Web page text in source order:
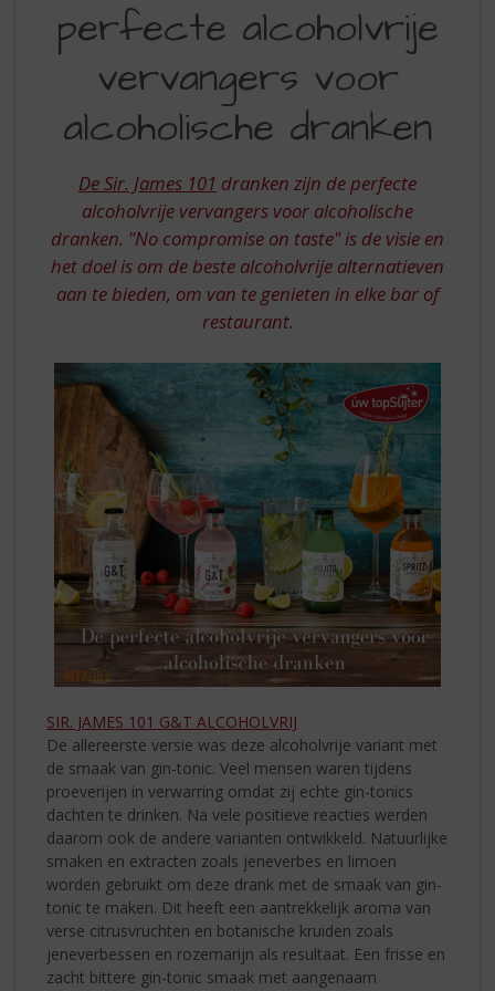
101
PERFECTE
VERVANGERS
VOOR
ALCOHOLISCHE
DRANKEN
perfecte alcoholvrije
vervangers voor
alcoholische dranken
De Sir. James 101 dranken zijn de perfecte
alcoholvrije vervangers voor alcoholische
dranken. "No compromise on taste" is de visie en
het doel is om de beste alcoholvrije alternatieven
aan te bieden, om van te genieten in elke bar of
restaurant.
SIR. JAMES 101 G&T ALCOHOLVRIJ
De allereerste versie was deze alcoholvrije variant met
de smaak van gin-tonic. Veel mensen waren tijdens
proeverijen in verwarring omdat zij echte gin-tonics
dachten te drinken. Na vele positieve reacties werden
daarom ook de andere varianten ontwikkeld. Natuurlijke
smaken en extracten zoals jeneverbes en limoen
worden gebruikt om deze drank met de smaak van gin-
tonic te maken. Dit heeft een aantrekkelijk aroma van
verse citrusvruchten en botanische kruiden zoals
jeneverbessen en rozemarijn als resultaat. Een frisse en
zacht bittere gin-tonic smaak met aangenaam